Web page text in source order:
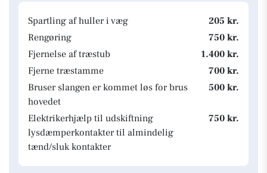
Spartling af huller i væg
205 kr.
Rengøring
750 kr.
Fjernelse af træstub
1.400 kr.
Fjerne træstamme
700 kr.
Bruser slangen er kommet løs for brus
hovedet
500 kr.
Elektrikerhjælp til udskiftning
lysdæmperkontakter til almindelig
tænd/sluk kontakter
750 kr.